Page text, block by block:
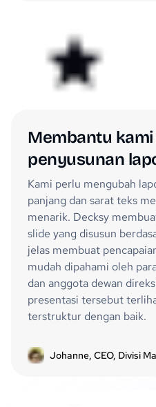
Membantu
penyusunan
Kami perlu mengubah
panjang dan sarat teks
menarik. Decksy
slide yang disusun
jelas membuat
mudah dipahami oleh
dan anggota dewan
presentasi tersebut
terstruktur dengan baik.
Johanne, CEO, Divisi